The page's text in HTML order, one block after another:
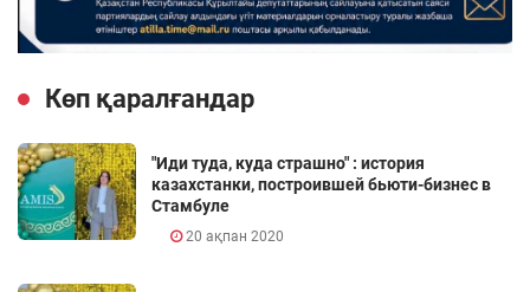
Көп қаралғандар
"Иди туда, куда страшно" : история
казахстанки, построившей бьюти-бизнес в
Стамбуле
20 ақпан 2020